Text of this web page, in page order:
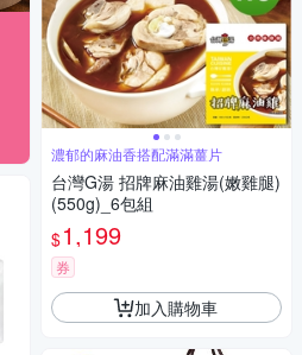
濃郁的麻油香搭配滿滿薑片
台灣G湯 招牌麻油雞湯(嫩雞腿)
(550g)_6包組
$1,199
券
加入購物車